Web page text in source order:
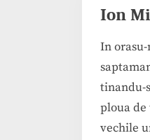
Ion
In
tinandu-
ploua de
vechile